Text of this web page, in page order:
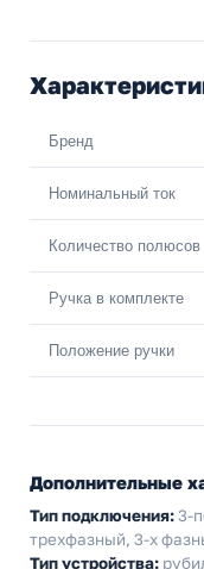
Бренд
Номинальный ток
Количество полюсов
Ручка в комплекте
Положение ручки
Дополнительные
Тип подключения:3-
трехфазный, 3-х
Тип устройства: